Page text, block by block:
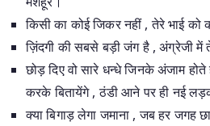
किसी का कोई जिकर नहीं , तेरे भाई को
ज़िंदगी की सबसे बड़ी जंग है , अंग्रेजी में
छोड़ दिए वो सारे धन्धे जिनके अंजाम
करके बितायेंगे , ठंडी आने पर ही नई
क्या बिगाड़ लेगा जमाना , जब हर जगह